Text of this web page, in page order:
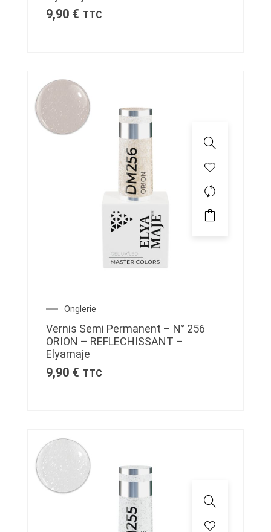
9,90 € TTC
Onglerie
Vernis Semi Permanent – N° 256
ORION – REFLECHISSANT –
Elyamaje
9,90 € TTC